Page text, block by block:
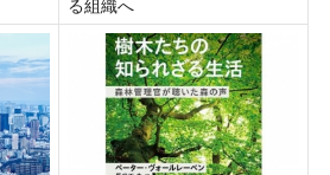
る組織へ